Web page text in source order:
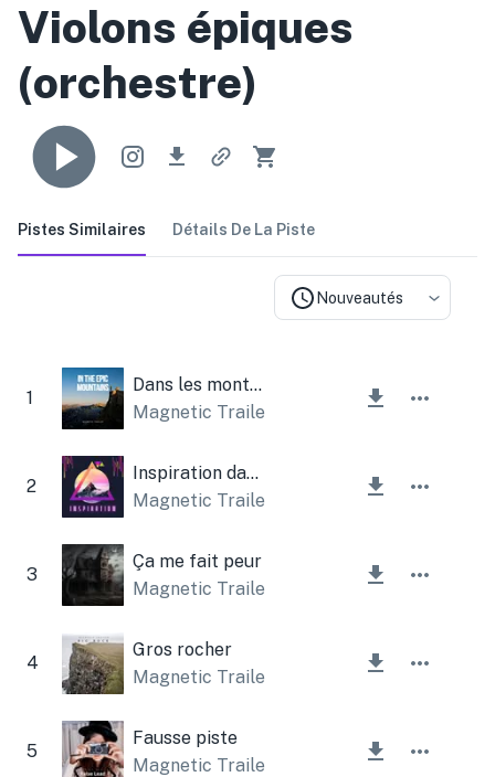
Violons épiques
(orchestre)
Pistes Similaires Détails De La Piste
Nouveautés
1
Dans les montagnes épiques
Magnetic Trailer
2
Inspiration dans les montagnes épiques
Magnetic Trailer
3
Ça me fait peur
Magnetic Trailer
4
Gros rocher
Magnetic Trailer
5
Fausse piste
Magnetic Trailer